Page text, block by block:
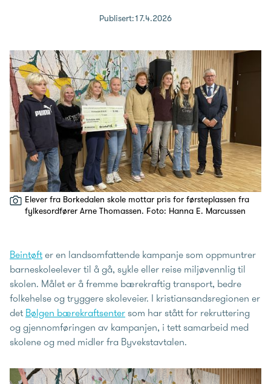
Publisert:17.4.2026
Elever fra Borkedalen skole mottar pris for førsteplassen fra
fylkesordfører Arne Thomassen. Foto: Hanna E. Marcussen
Beintøft er en landsomfattende kampanje som oppmuntrer
barneskoleelever til å gå, sykle eller reise miljøvennlig til
skolen. Målet er å fremme bærekraftig transport, bedre
folkehelse og tryggere skoleveier. I kristiansandsregionen er
det Bølgen bærekraftsenter som har stått for rekruttering
og gjennomføringen av kampanjen, i tett samarbeid med
skolene og med midler fra Byvekstavtalen.